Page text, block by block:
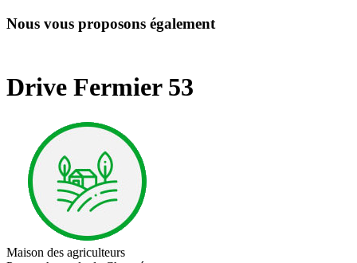
Nous vous proposons également
Drive Fermier 53
Maison des agriculteurs